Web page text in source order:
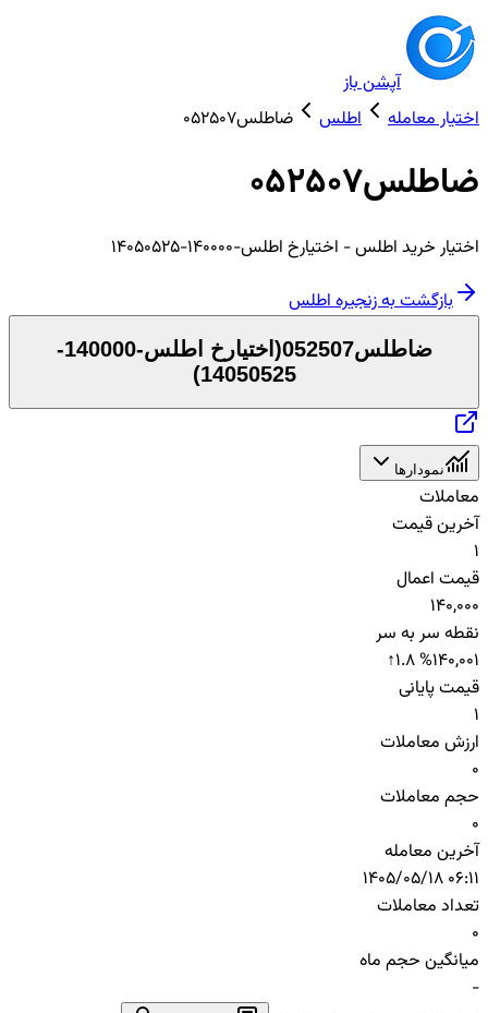
آپشن باز
اختیار معامله
اطلس ضاطلس052507
ضاطلس052507
اختیار خرید اطلس- اختیارخ اطلس-140000-14050525
بازگشت به زنجیرهاطلس
ضاطلس052507 (
اختیارخ اطلس-140000-
14050525
)
نمودارها
معاملات
آخرین قیمت
1
قیمت اعمال
140,000
نقطه سر به سر
140,001
↑1.8 %
قیمت پایانی
1
ارزش معاملات
0
حجم معاملات
0
آخرین معامله
1405/05/18 06:11
تعداد معاملات
0
میانگین حجم ماه
-